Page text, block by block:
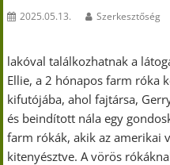
2025.05.13. Szerkesztőség
lakóval találkozhatnak a
Ellie, a 2 hónapos farm róka
kifutójába, ahol fajtársa,
és beindított nála egy
farm rókák, akik az amerikai
kitenyésztve. A vörös